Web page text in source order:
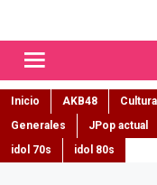
Inicio AKB48
Generales
JPop actual
idol 70s
idol 80s